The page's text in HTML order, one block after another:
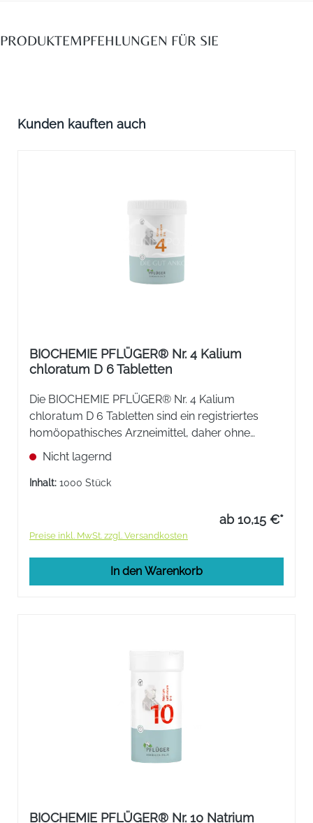
PRODUKTEMPFEHLUNGEN FÜR SIE
Produktgalerie überspringen
Kunden kauften auch
BIOCHEMIE PFLÜGER® Nr. 4 Kalium
chloratum D 6 Tabletten
Die BIOCHEMIE PFLÜGER® Nr. 4 Kalium
chloratum D 6 Tabletten sind ein registriertes
homöopathisches Arzneimittel, daher ohne
Angabe einer therapeutischen Indikation.
Nicht lagernd
Inhalt: 1000 Stück
ab 10,15 €*
Preise inkl. MwSt. zzgl. Versandkosten
In den Warenkorb
BIOCHEMIE PFLÜGER® Nr. 10 Natrium